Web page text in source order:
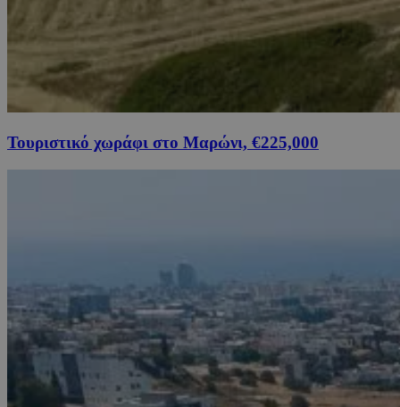
Τουριστικό χωράφι στο Μαρώνι, €225,000